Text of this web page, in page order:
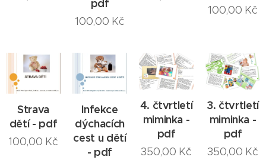
pdf
100,00 Kč
100,00 Kč
Strava
dětí - pdf
100,00 Kč
Infekce
dýchacích
cest u dětí
- pdf
4. čtvrtletí
miminka -
pdf
350,00 Kč
3. čtvrtletí
miminka -
pdf
350,00 Kč